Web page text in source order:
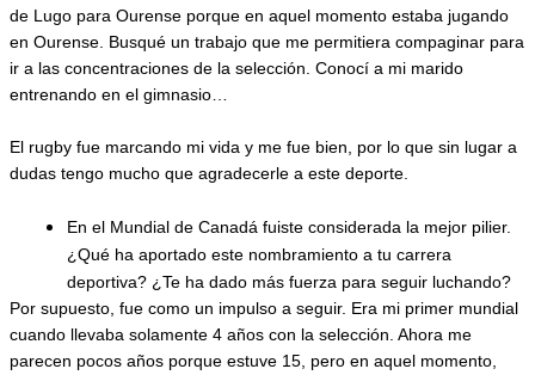
de Lugo para Ourense porque en aquel momento estaba jugando
en Ourense. Busqué un trabajo que me permitiera compaginar para
ir a las concentraciones de la selección. Conocí a mi marido
entrenando en el gimnasio…
El rugby fue marcando mi vida y me fue bien, por lo que sin lugar a
dudas tengo mucho que agradecerle a este deporte.
En el Mundial de Canadá fuiste considerada la mejor pilier.
¿Qué ha aportado este nombramiento a tu carrera
deportiva? ¿Te ha dado más fuerza para seguir luchando?
Por supuesto, fue como un impulso a seguir. Era mi primer mundial
cuando llevaba solamente 4 años con la selección. Ahora me
parecen pocos años porque estuve 15, pero en aquel momento,